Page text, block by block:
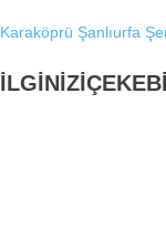
Karaköprü Şanlıurfa
İLGİNİZİ